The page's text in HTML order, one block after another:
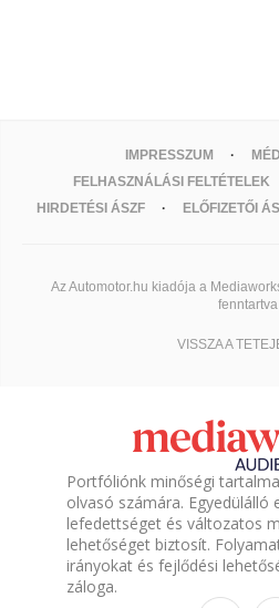
IMPRESSZUM
FELHASZNÁLÁSI FELTÉTELEK
HIRDETÉSI ÁSZF
ELŐFIZETŐI
Az Automotor.hu kiadója a
fenntartva
VISSZA A
Portfóliónk minőségi
olvasó számára. Egyedülálló
lefedettséget és változatos
lehetőséget biztosít.
irányokat és fejlődési
záloga.